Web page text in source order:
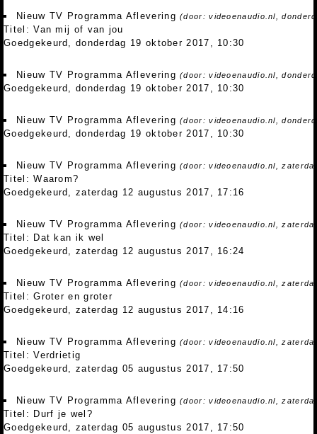
Nieuw TV Programma Aflevering(door: videoenaudio.nl,
Titel: Van mij of van jou
Goedgekeurd, donderdag 19 oktober 2017, 10:30
Nieuw TV Programma Aflevering(door: videoenaudio.nl,
Goedgekeurd, donderdag 19 oktober 2017, 10:30
Nieuw TV Programma Aflevering(door: videoenaudio.nl,
Goedgekeurd, donderdag 19 oktober 2017, 10:30
Nieuw TV Programma Aflevering(door: videoenaudio.nl,
Titel: Waarom?
Goedgekeurd, zaterdag 12 augustus 2017, 17:16
Nieuw TV Programma Aflevering(door: videoenaudio.nl,
Titel: Dat kan ik wel
Goedgekeurd, zaterdag 12 augustus 2017, 16:24
Nieuw TV Programma Aflevering(door: videoenaudio.nl,
Titel: Groter en groter
Goedgekeurd, zaterdag 12 augustus 2017, 14:16
Nieuw TV Programma Aflevering(door: videoenaudio.nl,
Titel: Verdrietig
Goedgekeurd, zaterdag 05 augustus 2017, 17:50
Nieuw TV Programma Aflevering(door: videoenaudio.nl,
Titel: Durf je wel?
Goedgekeurd, zaterdag 05 augustus 2017, 17:50